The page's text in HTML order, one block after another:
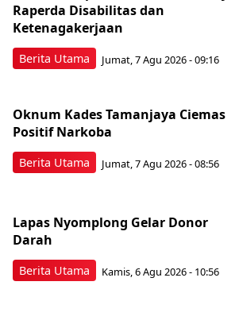
Berita Utama
Raperda Disabilitas dan
Ketenagakerjaan
Jumat, 7 Agu 2026 - 09:16
Berita Utama
Oknum Kades Tamanjaya Ciemas
Positif Narkoba
Jumat, 7 Agu 2026 - 08:56
Berita Utama
Lapas Nyomplong Gelar Donor
Darah
Kamis, 6 Agu 2026 - 10:56